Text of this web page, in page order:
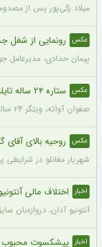
میلاد زکی‌پور پس از
عکس رونمایی از شغل
پیمان حدادی، مدیرعامل
عکس ستاره ۲۴ ساله تایلندی در جریان مسابقه جان خود را از دست داد + عکس
صفوان آوائه، وینگر ۲۴ ساله تایلندی، در جریان یک مسابقه فوتبال بر اثر برخورد صاعقه جان خود را از دست داد.
عکس روحیه بالای آقای
شهریار مغانلو در شرایطی
اخبار اختلاف مالی
آنتونیو آدان، دروازه‌بان سابق استقلال، به
اخبار پیشکسوت محبوب